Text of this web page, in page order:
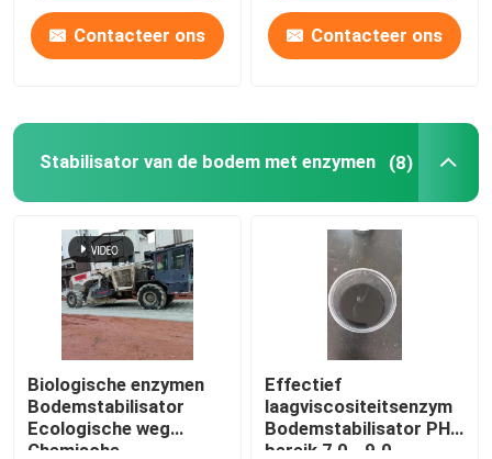
Stabilisator van de weggrond
Stabilisator voor vloeibare bodem
Stabilisator van de bodem met enzymen
Contacteer ons Contacteer ons
Stabilisator van de bodem met enzymen (8)
Biologische enzymen
Bodemstabilisator
Ecologische weg
Chemische
Effectief
laagviscositeitsenzym
Bodemstabilisator PH-
bereik 7,0 - 9.0